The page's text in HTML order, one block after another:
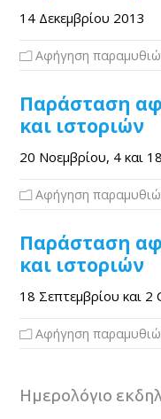
14 Δεκεμβρίου 2013
Αφήγηση
Παράσταση
και ιστοριών
20 Νοεμβρίου, 4 και
Αφήγηση
Παράσταση
και ιστοριών
18 Σεπτεμβρίου και
Αφήγηση
Ημερολόγιο